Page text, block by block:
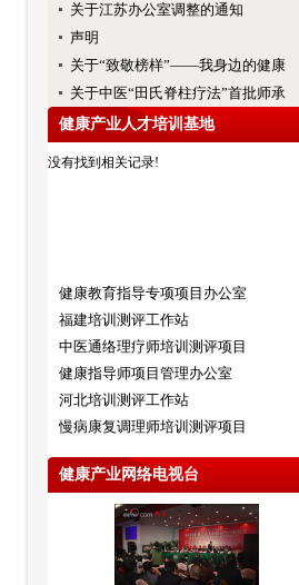
关于江苏办公室调整的通知
声明
关于“致敬榜样”——我身边的健康
关于中医“田氏脊柱疗法”首批师承
健康产业人才培训基地
没有找到相关记录!
健康教育指导专项项目办公室
福建培训测评工作站
中医通络理疗师培训测评项目
健康指导师项目管理办公室
河北培训测评工作站
慢病康复调理师培训测评项目
健康产业网络电视台